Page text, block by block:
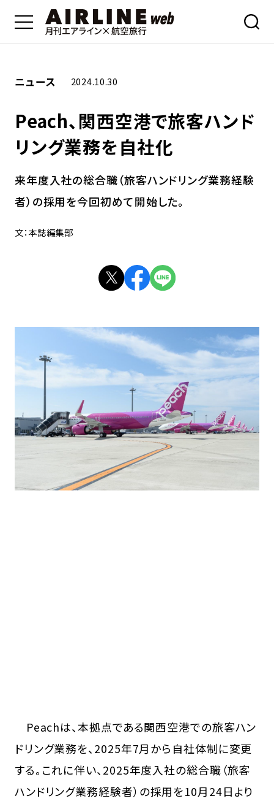
ニュース 2024.10.30
Peach、関西空港で旅客ハンド
リング業務を自社化
来年度入社の総合職（旅客ハンドリング業務経験
者）の採用を今回初めて開始した。
文：本誌編集部
Peachは、本拠点である関西空港での旅客ハン
ドリング業務を、2025年7月から自社体制に変更
する。これに伴い、2025年度入社の総合職（旅客
ハンドリング業務経験者）の採用を10月24日より